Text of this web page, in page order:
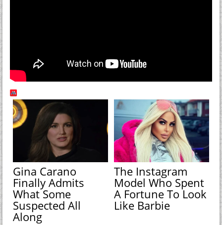
Gina Carano
Finally Admits
What Some
Suspected All
Along
The Instagram
Model Who Spent
A Fortune To Look
Like Barbie